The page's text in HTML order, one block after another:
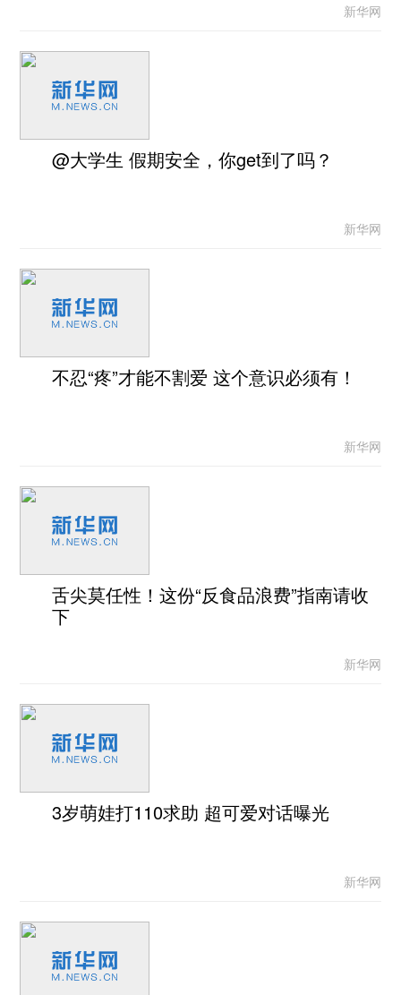
新华网
@大学生 假期安全，你get到了吗？
新华网
不忍“疼”才能不割爱 这个意识必须有！
新华网
舌尖莫任性！这份“反食品浪费”指南请收
下
新华网
3岁萌娃打110求助 超可爱对话曝光
新华网